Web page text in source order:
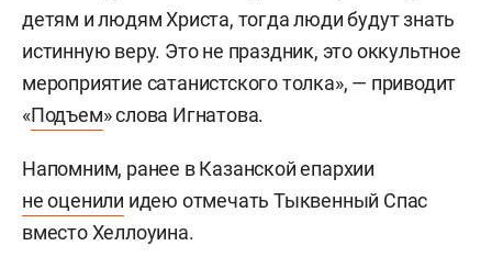
детям и людям Христа, тогда люди будут знать
истинную веру. Это не праздник, это оккультное
мероприятие сатанистского толка», — приводит
«Подъем» слова Игнатова.
Напомним, ранее в Казанской епархии
не оценили идею отмечать Тыквенный Спас
вместо Хеллоуина.